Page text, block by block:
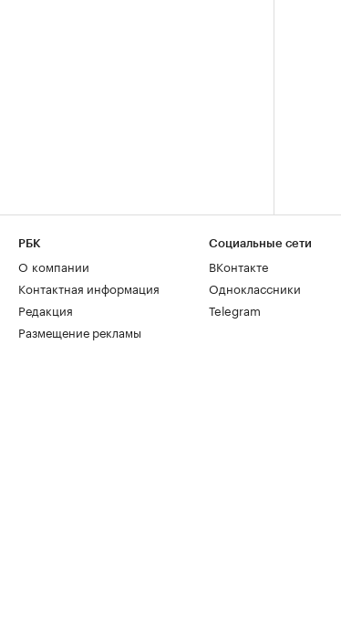
РБК
О компании
Контактная информация
Редакция
Размещение рекламы
Социальные сети
ВКонтакте
Одноклассники
Telegram